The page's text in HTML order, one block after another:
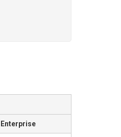
Enterprise